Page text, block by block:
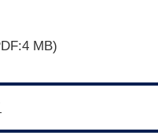
MB)